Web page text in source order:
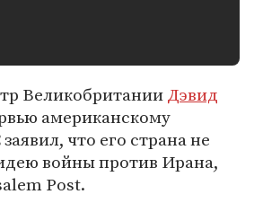
ВеликобританииДэвид
американскому
что его страна не
войны против Ирана,
Post.